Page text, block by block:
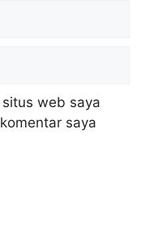
web saya
saya